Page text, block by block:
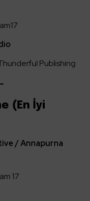
Publishing
(En İyi
/ Annapurna
17